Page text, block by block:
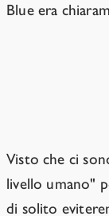
Blue era
Visto che ci
livello umano"
di solito